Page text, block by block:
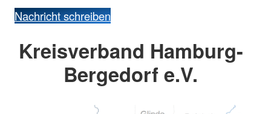
Nachricht schreiben
Kreisverband Hamburg-
Bergedorf e.V.